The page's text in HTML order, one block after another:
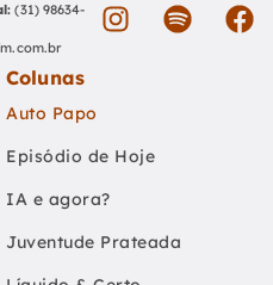
(31) 98634-
Colunas
Auto Papo
Episódio de Hoje
IA e agora?
Juventude Prateada